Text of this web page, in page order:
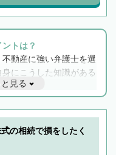
トは？
動産に強い弁護士を選
にこうした知識がある
ーズに進み、トラブル
ータルで任せることが
感情がからむ分野なの
す。実際に電話や面談
見る
の相続で損をしたく